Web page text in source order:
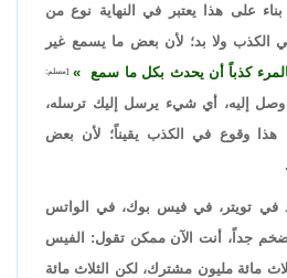
على هذا يعتبر في النهاية نوع من
الكذب ولا بد؛ لأن بعض ما يسمع غير
كذباً أن يحدث بكل ما سمع [مسلم:
وصل إليه، أي شيء يرسل إليك ترسله،
وقوع في الكذب يقيناً؛ لأن بعض
في تويتر، في فيس بوك، في الواتس
جداً، أنت الآن ممكن تقول: الفيس
مائة مليون مشترك، لكن الثلاث مائة